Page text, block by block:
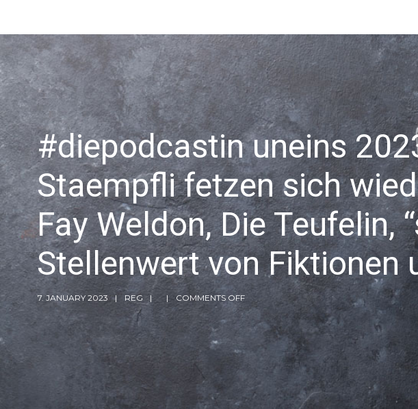
#diepodcastin uneins
Staempfli fetzen sich
Fay Weldon, Die Teufelin,
Stellenwert von Fiktionen
7. JANUARY 2023 REG COMMENTS OFF